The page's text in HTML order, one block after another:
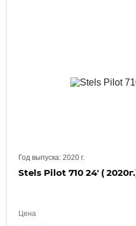
Год выпуска: 2020 г.
Stels Pilot 710 24' (
Цена